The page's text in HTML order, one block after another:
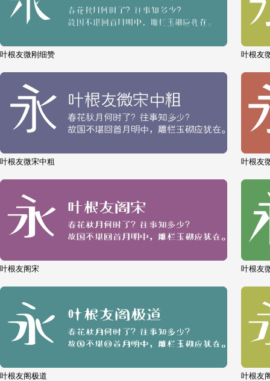
叶根友微刚细赞 叶根友
叶根友微宋中粗 叶根友
叶根友阁宋 叶根友
叶根友阁极道 叶根友